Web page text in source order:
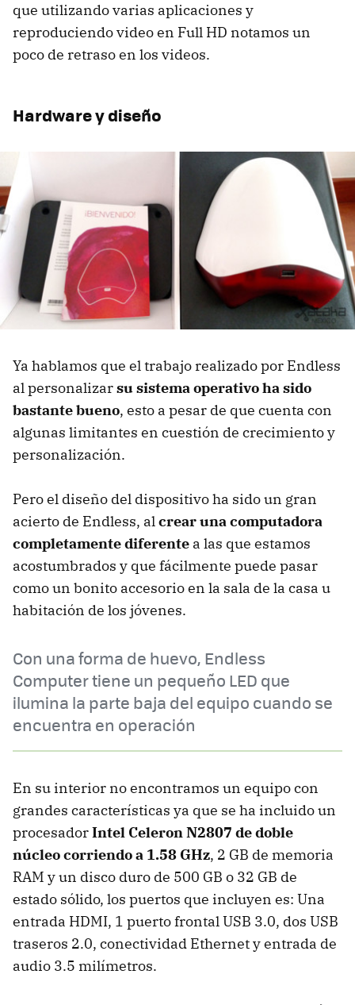
que utilizando varias aplicaciones y
reproduciendo video en Full HD notamos un
poco de retraso en los videos.
Hardware y diseño
Ya hablamos que el trabajo realizado por Endless
al personalizarsu sistema operativo ha sido
bastante bueno, esto a pesar de que cuenta con
algunas limitantes en cuestión de crecimiento y
personalización.
Pero el diseño del dispositivo ha sido un gran
acierto de Endless, alcrear una computadora
completamente diferente a las que estamos
acostumbrados y que fácilmente puede pasar
como un bonito accesorio en la sala de la casa u
habitación de los jóvenes.
Con una forma de huevo, Endless
Computer tiene un pequeño LED que
ilumina la parte baja del equipo cuando se
encuentra en operación
En su interior no encontramos un equipo con
grandes características ya que se ha incluido un
procesadorIntel Celeron N2807 de doble
núcleo corriendo a 1.58 GHz, 2 GB de memoria
RAM y un disco duro de 500 GB o 32 GB de
estado sólido, los puertos que incluyen es: Una
entrada HDMI, 1 puerto frontal USB 3.0, dos USB
traseros 2.0, conectividad Ethernet y entrada de
audio 3.5 milímetros.